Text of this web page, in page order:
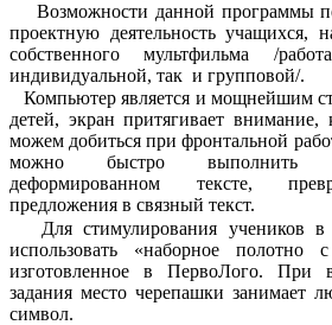
Возможности данной программы
проектную деятельность учащихся,
собственного мультфильма /
индивидуальной, так и групповой/.
Компьютер является и мощнейшим
детей, экран притягивает
можем добиться при фронтальной
можно быстро выполнить
деформированном тексте,
предложения в связный текст.
Для стимулирования учеников в
использовать «наборное
изготовленное в ПервоЛого. При
задания место черепашки занимает
символ.